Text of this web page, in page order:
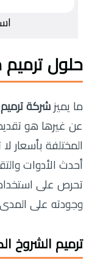
حلول ترميم
ما يميز شركة
عن غيرها هو
المختلفة بأسعار
أحدث الأدوات
تحرص على
وجودته على
ترميم الشروخ